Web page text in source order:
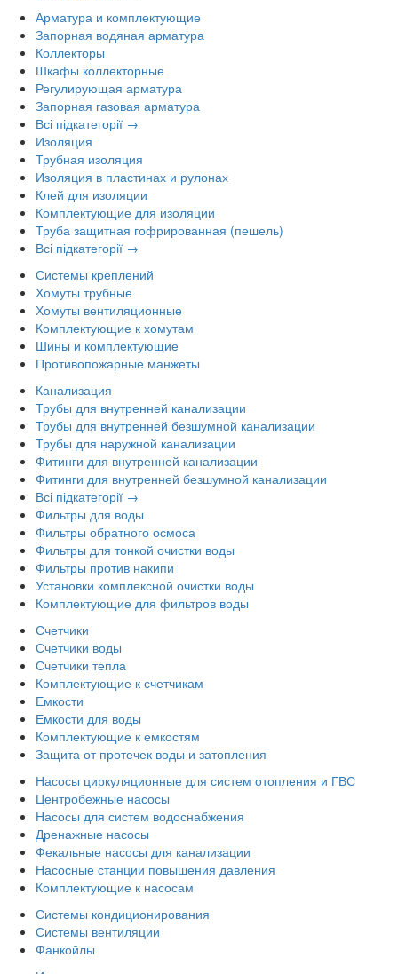
Арматура и комплектующие
Запорная водяная арматура
Коллекторы
Шкафы коллекторные
Регулирующая арматура
Запорная газовая арматура
Всі підкатегорії →
Изоляция
Трубная изоляция
Изоляция в пластинах и рулонах
Клей для изоляции
Комплектующие для изоляции
Труба защитная гофрированная (пешель)
Всі підкатегорії →
Системы креплений
Хомуты трубные
Хомуты вентиляционные
Комплектующие к хомутам
Шины и комплектующие
Противопожарные манжеты
Канализация
Трубы для внутренней канализации
Трубы для внутренней безшумной канализации
Трубы для наружной канализации
Фитинги для внутренней канализации
Фитинги для внутренней безшумной канализации
Всі підкатегорії →
Фильтры для воды
Фильтры обратного осмоса
Фильтры для тонкой очистки воды
Фильтры против накипи
Установки комплексной очистки воды
Комплектующие для фильтров воды
Счетчики
Счетчики воды
Счетчики тепла
Комплектующие к счетчикам
Емкости
Емкости для воды
Комплектующие к емкостям
Защита от протечек воды и затопления
Насосы циркуляционные для систем отопления и ГВС
Центробежные насосы
Насосы для систем водоснабжения
Дренажные насосы
Фекальные насосы для канализации
Насосные станции повышения давления
Комплектующие к насосам
Системы кондиционирования
Системы вентиляции
Фанкойлы